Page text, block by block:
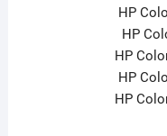
HP
HP
HP
HP
HP